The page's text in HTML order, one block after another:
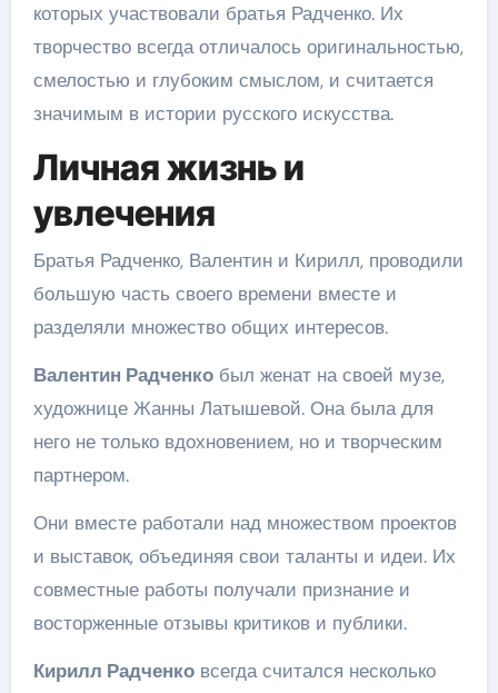
которых участвовали братья Радченко. Их
творчество всегда отличалось оригинальностью,
смелостью и глубоким смыслом, и считается
значимым в истории русского искусства.
Личная жизнь и
увлечения
Братья Радченко, Валентин и Кирилл, проводили
большую часть своего времени вместе и
разделяли множество общих интересов.
Валентин Радченкобыл женат на своей музе,
художнице Жанны Латышевой. Она была для
него не только вдохновением, но и творческим
партнером.
Они вместе работали над множеством проектов
и выставок, объединяя свои таланты и идеи. Их
совместные работы получали признание и
восторженные отзывы критиков и публики.
Кирилл Радченковсегда считался несколько